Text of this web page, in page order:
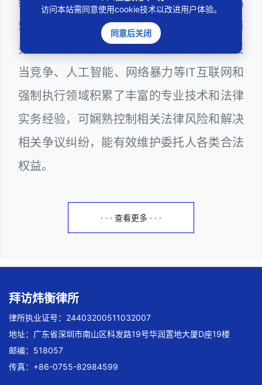
站长多年，在软件程序、网络游戏、电子商
务、区块链数字货币、数据合规、网络不正
当竞争、人工智能、网络暴力等IT互联网和
强制执行领域积累了丰富的专业技术和法律
实务经验，可娴熟控制相关法律风险和解决
相关争议纠纷，能有效维护委托人各类合法
权益。
· · · 查看更多 · · ·
拜访炜衡律所
律所执业证号：24403200511032007
地址：广东省深圳市南山区科发路19号华润置地大厦D座19楼
邮编：518057
传真：+86-0755-82984599
访问本站需同意使用cookie技术以改进用户体验。
同意后关闭